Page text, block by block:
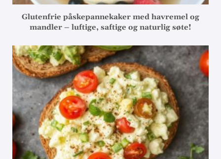
Glutenfrie påskepannekaker med havremel og
mandler – luftige, saftige og naturlig søte!